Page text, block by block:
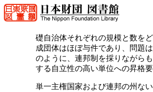
礎自治体それぞれの規模と数を
成団体はほぼ与件であり、問題
のように、連邦制を採りながら
する自立性の高い単位への昇格
単一主権国家および連邦の州な